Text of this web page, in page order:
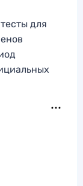
для